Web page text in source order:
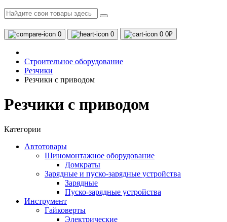
0 0 0 0₽
Строительное оборудование
Резчики
Резчики с приводом
Резчики с приводом
Категории
Автотовары
Шиномонтажное оборудование
Домкраты
Зарядные и пуско-зарядные устройства
Зарядные
Пуско-зарядные устройства
Инструмент
Гайковерты
Электрические